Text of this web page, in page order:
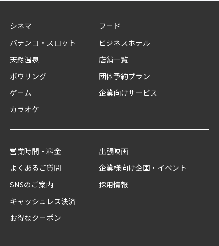
シネマ
パチンコ・スロット
天然温泉
ボウリング
ゲーム
カラオケ
フード
ビジネスホテル
店舗一覧
団体予約プラン
企業向けサービス
営業時間・料金
よくあるご質問
SNSのご案内
キャッシュレス決済
お得なクーポン
出張映画
企業様向け企画・イベント
採用情報